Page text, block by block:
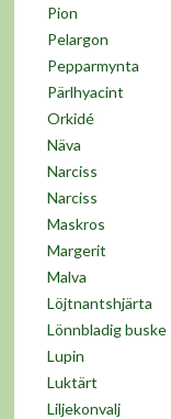
Pion
Pelargon
Pepparmynta
Pärlhyacint
Orkidé
Näva
Narciss
Narciss
Maskros
Margerit
Malva
Löjtnantshjärta
Lönnbladig buske
Lupin
Luktärt
Liljekonvalj